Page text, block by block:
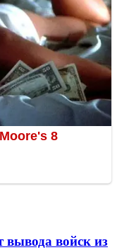
вывода войск из